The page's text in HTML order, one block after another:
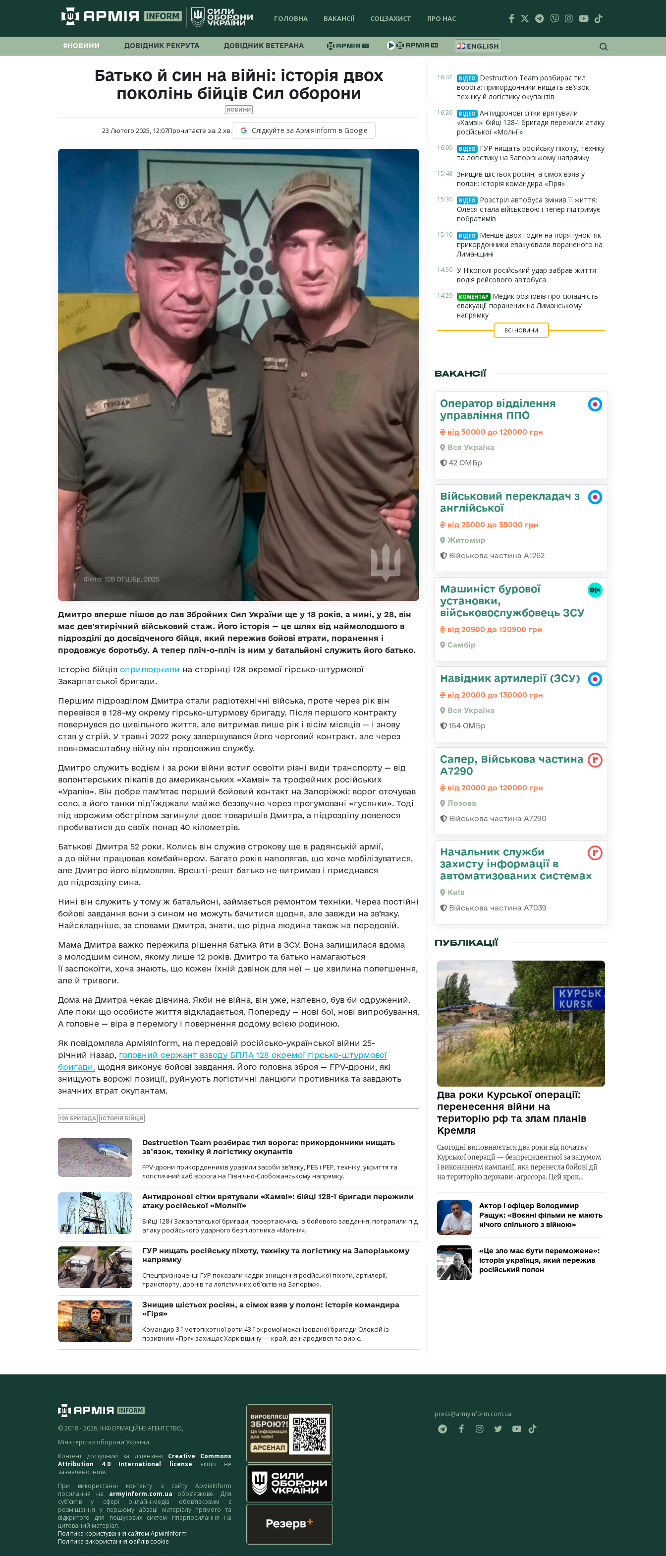
ГОЛОВНА ВАКАНСІЇ СОЦЗАХИСТ ПРО НАС
#НОВИНИ ДОВІДНИК РЕКРУТА ДОВІДНИК ВЕТЕРАНА ENGLISH
Батько й син на війні: історія двох
поколінь бійців Сил оборони
НОВИНИ
23 Лютого 2025, 12:07Прочитаєте за: 2хв. Слідкуйте за АрміяInform в Google
Дмитро вперше пішов до лав Збройних Сил України ще у 18 років, а нині, у 28, він
має дев’ятирічний військовий стаж. Його історія — це шлях від наймолодшого в
підрозділі до досвідченого бійця, який пережив бойові втрати, поранення і
продовжує боротьбу. А тепер пліч-о-пліч із ним у батальйоні служить його батько.
Історію бійців оприлюднили на сторінці 128 окремої гірсько-штурмової
Закарпатської бригади.
Першим підрозділом Дмитра стали радіотехнічні війська, проте через рік він
перевівся в 128-му окрему гірсько-штурмову бригаду. Після першого контракту
повернувся до цивільного життя, але витримав лише рік і вісім місяців — і знову
став у стрій. У травні 2022 року завершувався його черговий контракт, але через
повномасштабну війну він продовжив службу.
Дмитро служить водієм і за роки війни встиг освоїти різні види транспорту — від
волонтерських пікапів до американських «Хамві» та трофейних російських
«Уралів». Він добре пам’ятає перший бойовий контакт на Запоріжжі: ворог оточував
село, а його танки під’їжджали майже беззвучно через прогумовані «гусянки». Тоді
під ворожим обстрілом загинули двоє товаришів Дмитра, а підрозділу довелося
пробиватися до своїх понад 40 кілометрів.
Батькові Дмитра 52 роки. Колись він служив строкову ще в радянській армії,
а до війни працював комбайнером. Багато років наполягав, що хоче мобілізуватися,
але Дмитро його відмовляв. Врешті-решт батько не витримав і приєднався
до підрозділу сина.
Нині він служить у тому ж батальйоні, займається ремонтом техніки. Через постійні
бойові завдання вони з сином не можуть бачитися щодня, але завжди на зв’язку.
Найскладніше, за словами Дмитра, знати, що рідна людина також на передовій.
Мама Дмитра важко пережила рішення батька йти в ЗСУ. Вона залишилася вдома
з молодшим сином, якому лише 12 років. Дмитро та батько намагаються
її заспокоїти, хоча знають, що кожен їхній дзвінок для неї — це хвилина полегшення,
але й тривоги.
Дома на Дмитра чекає дівчина. Якби не війна, він уже, напевно, був би одружений.
Але поки що особисте життя відкладається. Попереду — нові бої, нові випробування.
А головне — віра в перемогу і повернення додому всією родиною.
Як повідомляла АрміяInform, на передовій російсько-української війни 25-
річний Назар, головний сержант взводу БПЛА 128 окремої гірсько-штурмової
бригади, щодня виконує бойові завдання. Його головна зброя — FPV-дрони, які
знищують ворожі позиції, руйнують логістичні ланцюги противника та завдають
значних втрат окупантам.
128 БРИГАДА ІСТОРІЯ БІЙЦЯ
Destruction Team розбирає тил ворога: прикордонники нищать
зв’язок, техніку й логістику окупантів
FPV-дрони прикордонників уразили засоби зв’язку, РЕБ і РЕР, техніку, укриття та
логістичний хаб ворога на Північно-Слобожанському напрямку.
Антидронові сітки врятували «Хамві»: бійці 128-ї бригади пережили
атаку російської «Молнії»
Бійці 128-ї Закарпатської бригади, повертаючись із бойового завдання, потрапили під
атаку російського ударного безпілотника «Молнія».
ГУР нищать російську піхоту, техніку та логістику на Запорізькому
напрямку
Спецпризначенці ГУР показали кадри знищення російської піхоти, артилерії,
транспорту, дронів та логістичних об’єктів на Запоріжжі.
Знищив шістьох росіян, а сімох взяв у полон: історія командира
«Гіря»
Командир 3-ї мотопіхотної роти 43-ї окремої механізованої бригади Олексій із
позивним «Гіря» захищає Харківщину — край, де народився та виріс.
16:47 ВІДЕО
Destruction Team розбирає тил
ворога: прикордонники нищать зв’язок,
техніку й логістику окупантів
16:26 ВІДЕО
Антидронові сітки врятували
«Хамві»: бійці 128-ї бригади пережили атаку
російської «Молнії»
16:09 ВІДЕО
ГУР нищать російську піхоту, техніку
та логістику на Запорізькому напрямку
15:48 Знищив шістьох росіян, а сімох взяв у
полон: історія командира «Гіря»
15:30 ВІДЕО
Розстріл автобуса змінив її життя:
Олеся стала військовою і тепер підтримує
побратимів
15:10 ВІДЕО
Менше двох годин на порятунок: як
прикордонники евакуювали пораненого на
Лиманщині
14:50 У Нікополі російський удар забрав життя
водія рейсового автобуса
14:29 КОМЕНТАР
Медик розповів про складність
евакуації поранених на Лиманському
напрямку
ВСІ НОВИНИ
ВАКАНСІЇ
Оператор відділення
управління ППО
від 50000 до 120000 грн
Вся Україна
42 ОМБр
Військовий перекладач з
англійської
від 25000 до 55000 грн
Житомир
Військова частина А1262
Машиніст бурової
установки,
військовослужбовець ЗСУ
від 20900 до 120900 грн
Самбір
Навідник артилерії (ЗСУ)
від 20000 до 130000 грн
Вся Україна
154 ОМБр
Сапер, Військова частина
А7290
від 20000 до 120000 грн
Лозова
Військова частина А7290
Начальник служби
захисту інформації в
автоматизованих системах
Київ
Військова частина А7039
ПУБЛІКАЦІЇ
Два роки Курської операції:
перенесення війни на
територію рф та злам планів
Кремля
Сьогодні виповнюється два роки від початку
Курської операції — безпрецедентної за задумом
і виконанням кампанії, яка перенесла бойові дії
на територію держави-агресора. Цей крок…
Актор і офіцер Володимир
Ращук: «Воєнні фільми не мають
нічого спільного з війною»
«Це зло має бути переможене»:
історія українця, який пережив
російський полон
© 2018 - 2026, ІНФОРМАЦІЙНЕ АГЕНТСТВО,
Міністерство оборони України
Контент доступний за ліцензією Creative Commons
Attribution 4.0 International license якщо не
зазначено інше.
При використанні контенту з сайту АрміяInform
посилання на armyinform.com.ua обов’язкове. Для
суб’єктів у сфері онлайн-медіа обов’язковим є
розміщення у першому абзаці матеріалу прямого та
відкритого для пошукових систем гіперпосилання на
цитований матеріал.
Політика користування сайтом АрміяInform
Політика використання файлів cookie
press@armyinform.com.ua